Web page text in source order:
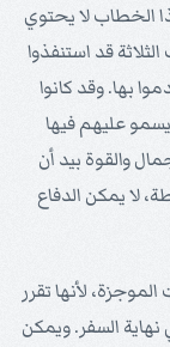
الخطاب لا يحتوي
قد استنفذوا
بها. وقد كانوا
يسمو عليهم فيها
والقوة بيد أن
لا يمكن الدفاع
لأنها تقرر
السفر. ويمكن